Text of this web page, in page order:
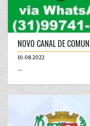
NOVO CANAL DE
10.08.2022
...